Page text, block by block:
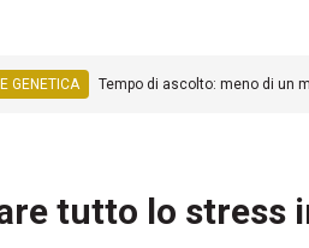
GENETICA Tempo di ascolto: meno di un
tutto lo stress